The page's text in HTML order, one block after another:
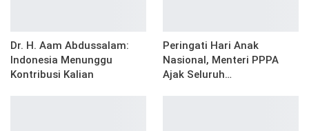
Dr. H. Aam Abdussalam:
Indonesia Menunggu
Kontribusi Kalian
Peringati Hari Anak
Nasional, Menteri PPPA
Ajak Seluruh…